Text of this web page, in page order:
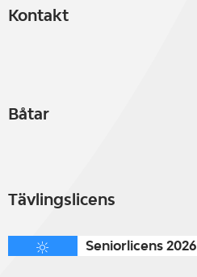
Kontakt
Båtar
Tävlingslicens
Seniorlicens 2026